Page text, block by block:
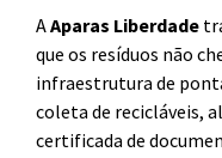
AAparas Liberdade
que os resíduos não
infraestrutura de
coleta de recicláveis,
certificada de